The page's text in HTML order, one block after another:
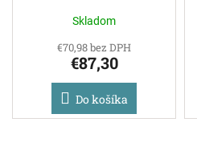
Skladom
€70,98 bez DPH
€87,30
Do košíka